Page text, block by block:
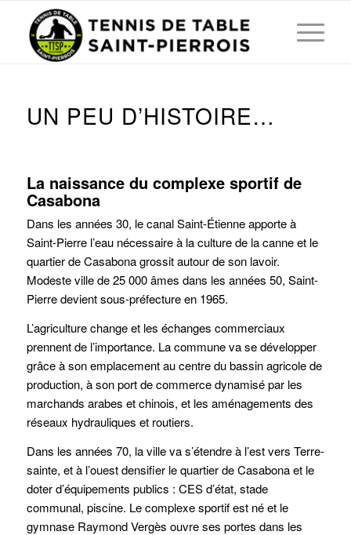
UN PEU D’HISTOIRE…
La naissance du complexe sportif de
Casabona
Dans les années 30, le canal Saint-Étienne apporte à
Saint-Pierre l’eau nécessaire à la culture de la canne et le
quartier de Casabona grossit autour de son lavoir.
Modeste ville de 25 000 âmes dans les années 50, Saint-
Pierre devient sous-préfecture en 1965.
L’agriculture change et les échanges commerciaux
prennent de l’importance. La commune va se développer
grâce à son emplacement au centre du bassin agricole de
production, à son port de commerce dynamisé par les
marchands arabes et chinois, et les aménagements des
réseaux hydrauliques et routiers.
Dans les années 70, la ville va s’étendre à l’est vers Terre-
sainte, et à l’ouest densifier le quartier de Casabona et le
doter d’équipements publics : CES d’état, stade
communal, piscine. Le complexe sportif est né et le
gymnase Raymond Vergès ouvre ses portes dans les